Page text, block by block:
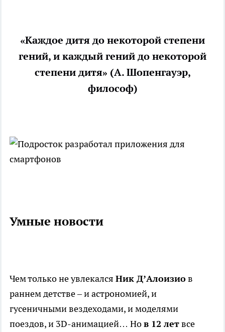
«Каждое дитя до некоторой степени
гений, и каждый гений до некоторой
степени дитя» (А. Шопенгауэр,
философ)
Умные новости
Чем только не увлекался Ник Д’Алоизиов
раннем детстве – и астрономией, и
гусеничными вездеходами, и моделями
поездов, и 3D-анимацией… Нов 12 летвсе